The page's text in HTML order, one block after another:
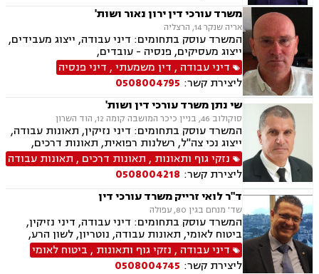
משרד עורכי דין ירון נאור ושות'
אריה שנקר 14, הרצליה
המשרד עוסק בתחומים: דיני עבודה, ייצוג מעבידים,
ייצוג מעסיקים, פנסיה - עובדים,
דיני עבודה , דין משמעתי, דיני פנסיה
ליצירת קשר: 0508004795
שי נתן משרד עורכי דין ושות'
סוקולוב 46, בניין כיכר המושבה קומה 12, הוד השרון
המשרד עוסק בתחומים: דיני נזיקין, תאונות עבודה,
ייצוג נכי צה"ל, רשלנות רפואית, תאונות דרכים,
משרד הביטחון, לשון הרע, ירושות וצוואות, ייפוי כוח
מתמשך
נזקי גוף ותאונות , תאונות דרכים , תאונות עבודה
ליצירת קשר: 0508004218
ד"ר לואי זרייק משרד עורכי דין
שד' מנחם בגין 80, עפולה
המשרד עוסק בתחומים: דיני עבודה, דיני נזיקין,
ביטוח לאומי, תאונות עבודה, נוטריון, לשון הרע,
רשויות מקומיות, אבדן כושר עבודה , הטרדה מינית.
דיני עבודה , נזקי גוף ותאונות , ביטוח לאומי
ליצירת קשר: 0508004745